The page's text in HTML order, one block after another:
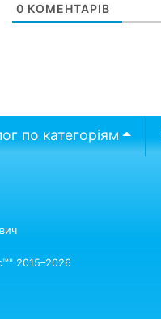
0 КОМЕНТАРІВ
по категоріям
2015–2026